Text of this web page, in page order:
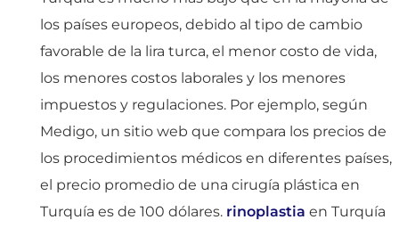
los países europeos, debido al tipo de cambio
favorable de la lira turca, el menor costo de vida,
los menores costos laborales y los menores
impuestos y regulaciones. Por ejemplo, según
Medigo, un sitio web que compara los precios de
los procedimientos médicos en diferentes países,
el precio promedio de una cirugía plástica en
Turquía es de 100 dólares. rinoplastia en Turquía